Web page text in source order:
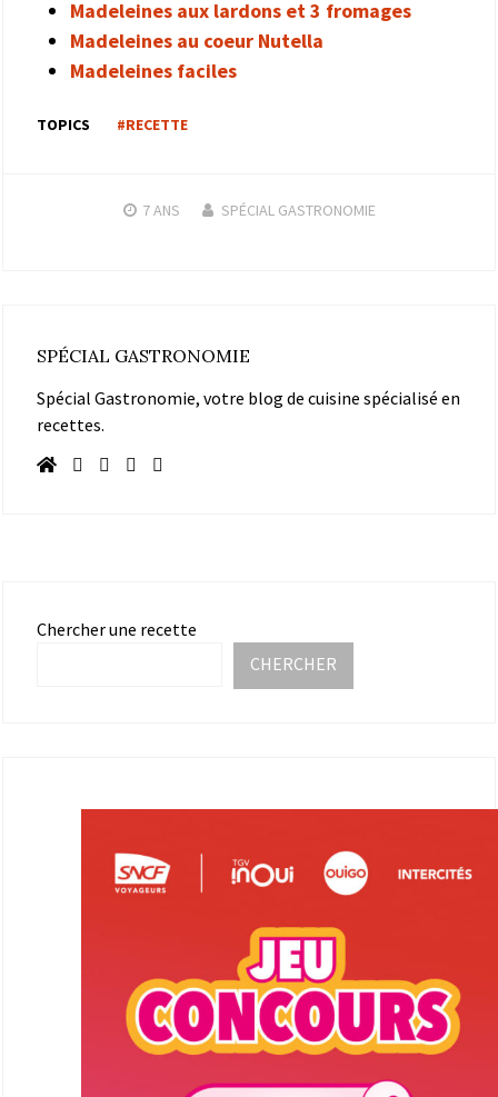
Madeleines aux lardons et 3 fromages
Madeleines au coeur Nutella
Madeleines faciles
TOPICS #RECETTE
7 ANS SPÉCIAL GASTRONOMIE
SPÉCIAL GASTRONOMIE
Spécial Gastronomie, votre blog de cuisine spécialisé en
recettes.
Chercher une recette
CHERCHER